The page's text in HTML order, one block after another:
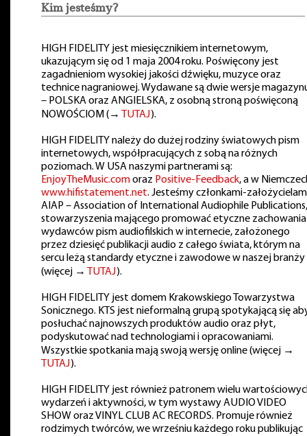
Kim jesteśmy?
HIGH FIDELITY jest miesięcznikiem internetowym,
ukazującym się od 1 maja 2004 roku. Poświęcony jest
zagadnieniom wysokiej jakości dźwięku, muzyce oraz
technice nagraniowej. Wydawane są dwie wersje
– POLSKA oraz ANGIELSKA, z osobną stroną poświęconą
NOWOŚCIOM (→
TUTAJ).
HIGH FIDELITY należy do dużej rodziny światowych pism
internetowych, współpracujących z sobą na różnych
poziomach. W USA naszymi partnerami są:
EnjoyTheMusic.comoraz Positive-Feedback, a w
www.hifistatement.net. Jesteśmy członkami-
AIAP – Association of International Audiophile Publications,
stowarzyszenia mającego promować etyczne zachowania
wydawców pism audiofilskich w internecie, założonego
przez dziesięć publikacji audio z całego świata, którym na
sercu leżą standardy etyczne i zawodowe w naszej branży
(więcej →
TUTAJ).
HIGH FIDELITY jest domem Krakowskiego Towarzystwa
Sonicznego. KTS jest nieformalną grupą spotykającą się
posłuchać najnowszych produktów audio oraz płyt,
podyskutować nad technologiami i opracowaniami.
Wszystkie spotkania mają swoją wersję online (więcej →
TUTAJ).
HIGH FIDELITY jest również patronem wielu
wydarzeń i aktywności, w tym wystawy AUDIO VIDEO
SHOW oraz VINYL CLUB AC RECORDS. Promuje również
rodzimych twórców, we wrześniu każdego roku publikując